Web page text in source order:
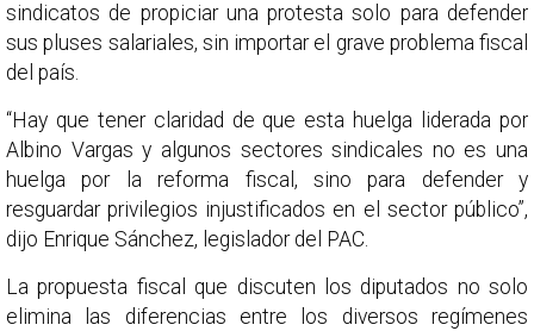
sindicatos de propiciar una protesta solo para defender
sus pluses salariales, sin importar el grave problema fiscal
del país.
“Hay que tener claridad de que esta huelga liderada por
Albino Vargas y algunos sectores sindicales no es una
huelga por la reforma fiscal, sino para defender y
resguardar privilegios injustificados en el sector público”,
dijo Enrique Sánchez, legislador del PAC.
La propuesta fiscal que discuten los diputados no solo
elimina las diferencias entre los diversos regímenes